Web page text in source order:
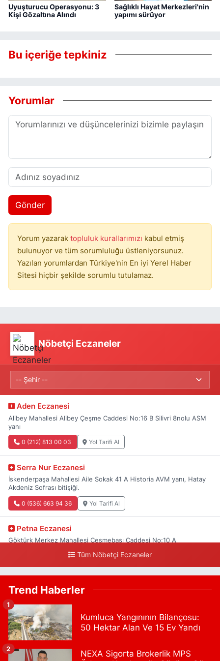
Uyuşturucu Operasyonu: 3
Kişi Gözaltına Alındı
Sağlıklı Hayat Merkezleri'nin
yapımı sürüyor
Bu içeriğe tepkiniz
Yorumlar
Gönder
Yorum yazarak topluluk kurallarımızı kabul etmiş
bulunuyor ve tüm sorumluluğu üstleniyorsunuz.
Yazılan yorumlardan Türkiye'nin En iyi Yerel Haber
Sitesi hiçbir şekilde sorumlu tutulamaz.
Nöbetçi Eczaneler
Aden Eczanesi
Alibey Mahallesi Alibey Çeşme Caddesi No:16 B Silivri 8nolu ASM
yanı
0 (212) 813 00 03 Yol Tarifi Al
Serra Nur Eczanesi
İskenderpaşa Mahallesi Aile Sokak 41 A Historia AVM yanı, Hatay
Akdeniz Sofrası bitişiği.
0 (536) 663 94 36 Yol Tarifi Al
Petna Eczanesi
Göktürk Merkez Mahallesi Çeşmebaşı Caddesi No:10 A
0 (212) 360 18 23 Yol Tarifi Al
Karlıktepe Mahallesi Soğanlık Caddesi No:34 A
0 (216) 504 24 53
Bulvar Eczanesi
Ahmet Yesevi Mahallesi Abbas Medeni Sokak 17 A Çiftlik
köprüsünü geçtikten sonra Harman Mobilya arkası, Tulumba
Tüm Nöbetçi Eczaneler
Trend Haberler
Kumluca Yangınının Bilançosu:
50 Hektar Alan Ve 15 Ev Yandı
1
NEXA Sigorta Brokerlik MPS
2